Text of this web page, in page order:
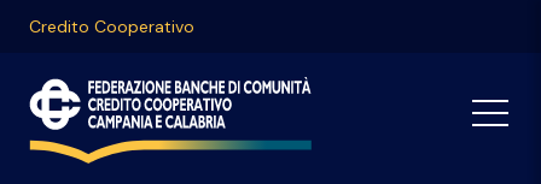
Credito Cooperativo